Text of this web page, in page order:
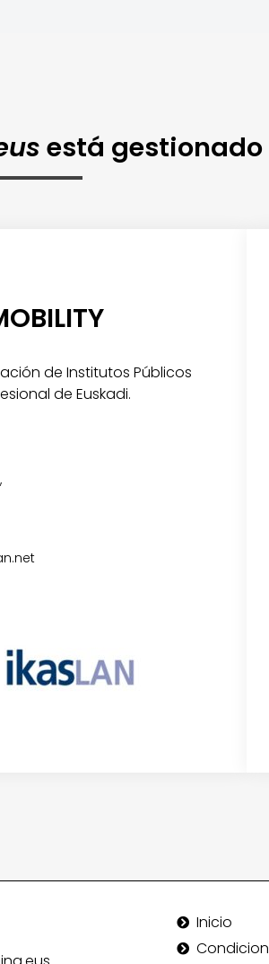
está gestionado
de Institutos Públicos
de Euskadi.
Inicio